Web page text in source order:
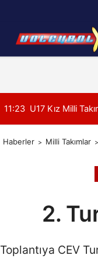
İletişim Çerez
11:21 2026 Akdeniz
Haberler Milli Takımlar
2.
Toplantıya CEV